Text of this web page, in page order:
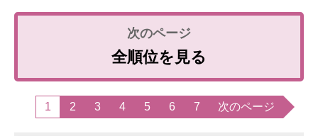
全順位を見る
1 2 3 4 5 6 7 次のページ